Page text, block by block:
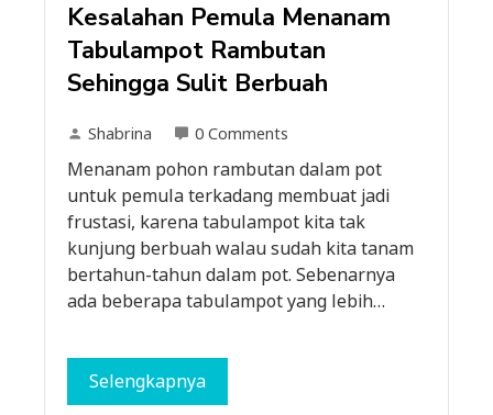
Kesalahan Pemula Menanam
Tabulampot Rambutan
Sehingga Sulit Berbuah
Shabrina 0 Comments
Menanam pohon rambutan dalam pot
untuk pemula terkadang membuat jadi
frustasi, karena tabulampot kita tak
kunjung berbuah walau sudah kita tanam
bertahun-tahun dalam pot. Sebenarnya
ada beberapa tabulampot yang lebih…
Selengkapnya